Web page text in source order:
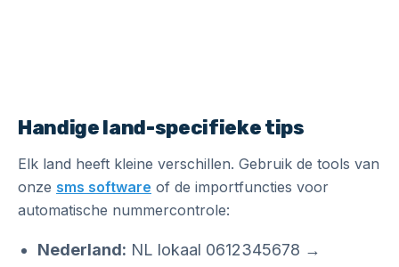
Handige land-specifieke tips
Elk land heeft kleine verschillen. Gebruik de tools van
onze sms software of de importfuncties voor
automatische nummercontrole:
Nederland: NL lokaal 0612345678 →